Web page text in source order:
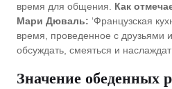
время для общения. Как
Мари Дюваль: ‘Французская
время, проведенное с друзьями
обсуждать, смеяться и
Значение обеденных